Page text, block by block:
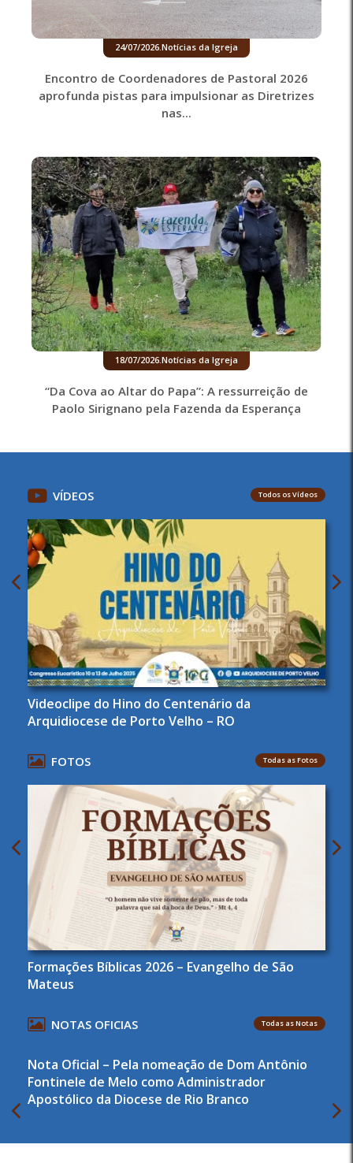
24/07/2026 Notícias da Igreja
Encontro de Coordenadores de Pastoral 2026
aprofunda pistas para impulsionar as Diretrizes
nas...
18/07/2026.Notícias da Igreja
“Da Cova ao Altar do Papa”: A ressurreição de
Paolo Sirignano pela Fazenda da Esperança
VÍDEOS Todos os Vídeos
Videoclipe do Hino do Centenário da
Arquidiocese de Porto Velho – RO
FOTOS Todas as Fotos
Formações Bíblicas 2026 – Evangelho de São
Mateus
NOTAS OFICIAS Todas as Notas
Nota Oficial – Pela nomeação de Dom Antônio
Fontinele de Melo como Administrador
Apostólico da Diocese de Rio Branco